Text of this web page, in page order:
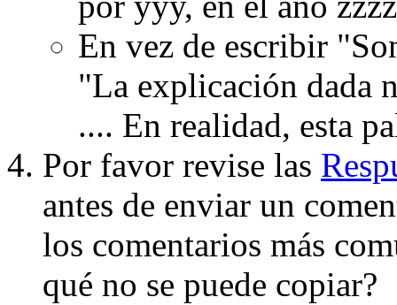
En vez de escribir
"La explicación dada
.... En realidad, esta
Por favor revise las
antes de enviar un
los comentarios más
qué no se puede copiar?